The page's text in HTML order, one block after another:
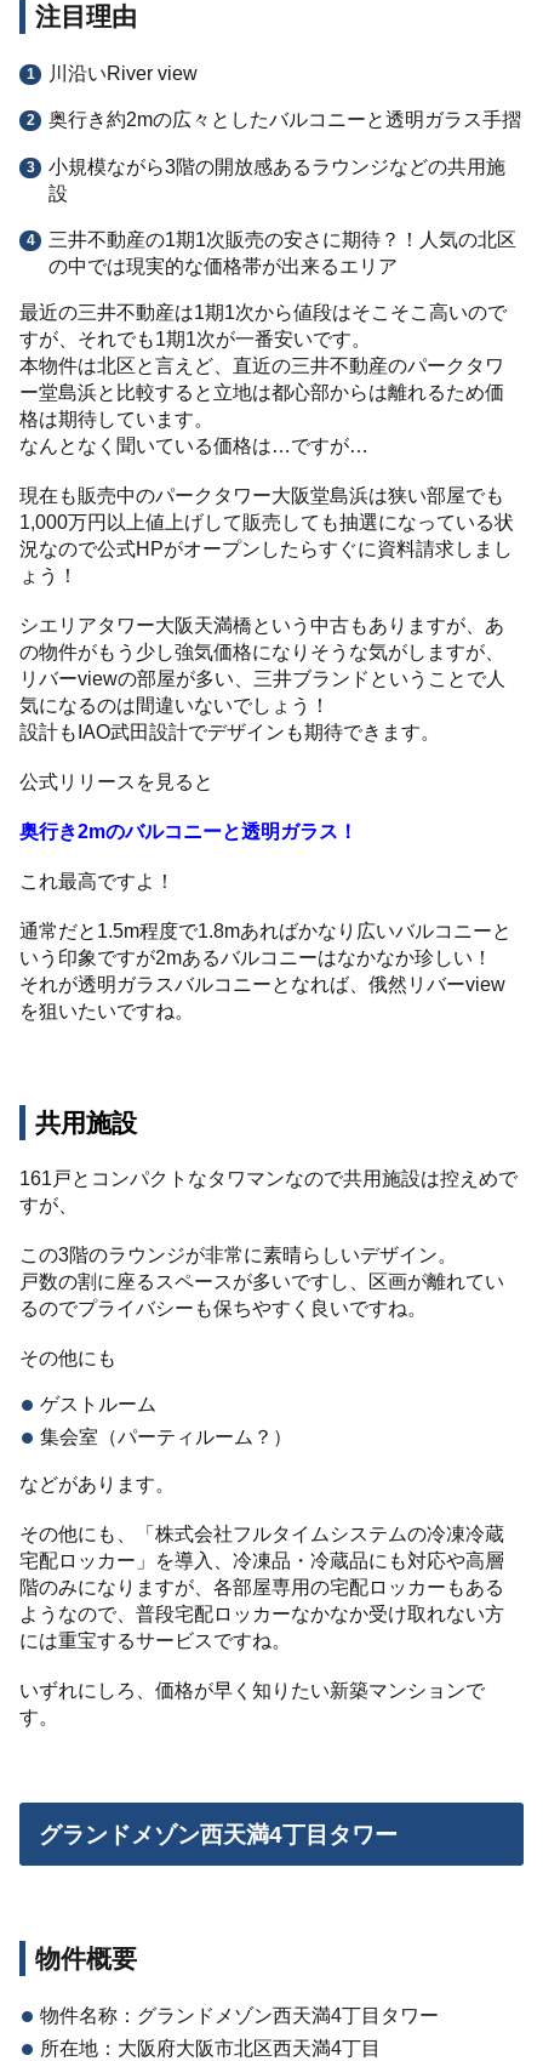
注目理由
川沿いRiver view
奥行き約2mの広々としたバルコニーと透明ガラス手摺
小規模ながら3階の開放感あるラウンジなどの共用施
設
三井不動産の1期1次販売の安さに期待？！人気の北区
の中では現実的な価格帯が出来るエリア
最近の三井不動産は1期1次から値段はそこそこ高いので
すが、それでも1期1次が一番安いです。
本物件は北区と言えど、直近の三井不動産のパークタワ
ー堂島浜と比較すると立地は都心部からは離れるため価
格は期待しています。
なんとなく聞いている価格は…ですが…
現在も販売中のパークタワー大阪堂島浜は狭い部屋でも
1,000万円以上値上げして販売しても抽選になっている状
況なので公式HPがオープンしたらすぐに資料請求しまし
ょう！
シエリアタワー大阪天満橋という中古もありますが、あ
の物件がもう少し強気価格になりそうな気がしますが、
リバーviewの部屋が多い、三井ブランドということで人
気になるのは間違いないでしょう！
設計もIAO武田設計でデザインも期待できます。
公式リリースを見ると
奥行き2mのバルコニーと透明ガラス！
これ最高ですよ！
通常だと1.5m程度で1.8mあればかなり広いバルコニーと
いう印象ですが2mあるバルコニーはなかなか珍しい！
それが透明ガラスバルコニーとなれば、俄然リバーview
を狙いたいですね。
共用施設
161戸とコンパクトなタワマンなので共用施設は控えめで
すが、
この3階のラウンジが非常に素晴らしいデザイン。
戸数の割に座るスペースが多いですし、区画が離れてい
るのでプライバシーも保ちやすく良いですね。
その他にも
ゲストルーム
集会室（パーティルーム？）
などがあります。
その他にも、「株式会社フルタイムシステムの冷凍冷蔵
宅配ロッカー」を導入、冷凍品・冷蔵品にも対応や高層
階のみになりますが、各部屋専用の宅配ロッカーもある
ようなので、普段宅配ロッカーなかなか受け取れない方
には重宝するサービスですね。
いずれにしろ、価格が早く知りたい新築マンションで
す。
グランドメゾン西天満4丁目タワー
物件概要
物件名称：グランドメゾン西天満4丁目タワー
所在地：大阪府大阪市北区西天満4丁目